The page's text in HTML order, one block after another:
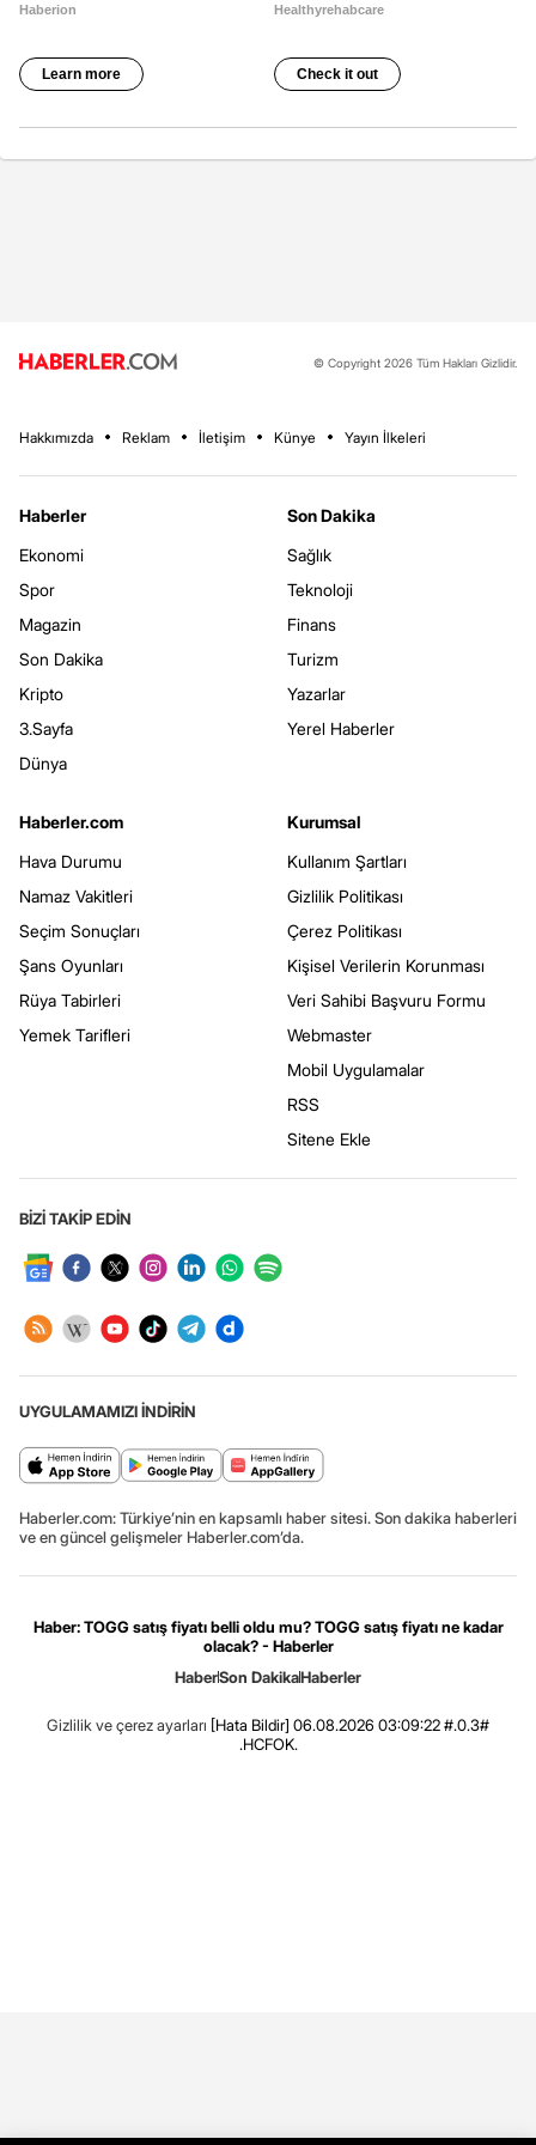
© Copyright 2026 Tüm Hakları Gizlidir.
Hakkımızda Reklam İletişim Künye Yayın İlkeleri
Haberler
Ekonomi
Spor
Magazin
Son Dakika
Kripto
3.Sayfa
Dünya
Son Dakika
Sağlık
Teknoloji
Finans
Turizm
Yazarlar
Yerel Haberler
Haberler.com
Hava Durumu
Namaz Vakitleri
Seçim Sonuçları
Şans Oyunları
Rüya Tabirleri
Yemek Tarifleri
Kurumsal
Kullanım Şartları
Gizlilik Politikası
Çerez Politikası
Kişisel Verilerin Korunması
Veri Sahibi Başvuru Formu
Webmaster
Mobil Uygulamalar
RSS
Sitene Ekle
BİZİ TAKİP EDİN
UYGULAMAMIZI İNDİRİN
Haberler.com: Türkiye’nin en kapsamlı haber sitesi. Son dakika haberleri
ve en güncel gelişmeler Haberler.com’da.
Haber: TOGG satış fiyatı belli oldu mu? TOGG satış fiyatı ne kadar
olacak? - Haberler
HaberSon DakikaHaberler
Gizlilik ve çerez ayarları [Hata Bildir] 06.08.2026 03:09:22 #.0.3#
.HCFOK.